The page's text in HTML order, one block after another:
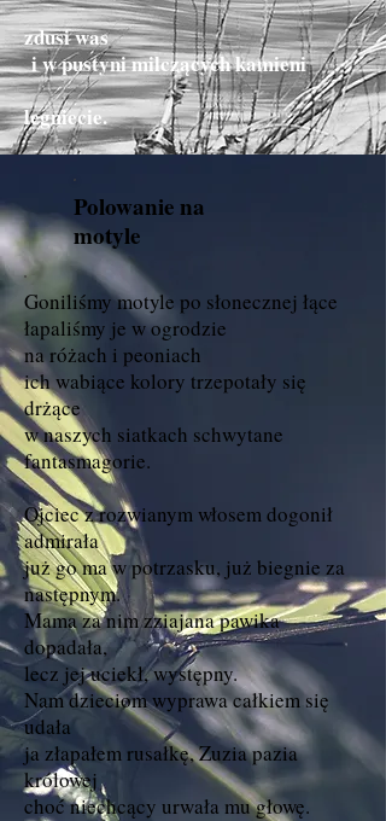
zdusi was
i w pustyni milczących kamieni
legniecie.
Polowanie na
motyle
Goniliśmy motyle po słonecznej łące
łapaliśmy je w ogrodzie
na różach i peoniach
ich wabiące kolory trzepotały się
drżące
w naszych siatkach schwytane
fantasmagorie.
Ojciec z rozwianym włosem dogonił
admirała
już go ma w potrzasku, już biegnie za
następnym.
Mama za nim zziajana pawika
dopadała,
lecz jej uciekł, występny.
Nam dzieciom wyprawa całkiem się
udała
ja złapałem rusałkę, Zuzia pazia
królowej
choć niechcący urwała mu głowę.